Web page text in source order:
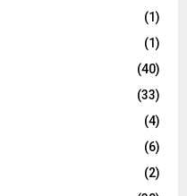
(1)
(1)
(40)
(33)
(4)
(6)
(2)